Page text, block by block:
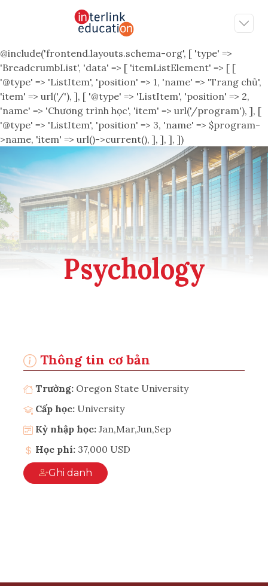
@include('frontend.layouts.schema-org', [ 'type' =>
'BreadcrumbList', 'data' => [ 'itemListElement' => [ [
'@type' => 'ListItem', 'position' => 1, 'name' => 'Trang chủ',
'item' => url('/'), ], [ '@type' => 'ListItem', 'position' => 2,
'name' => 'Chương trình học', 'item' => url('/program'), ], [
'@type' => 'ListItem', 'position' => 3, 'name' => $program-
>name, 'item' => url()->current(), ], ], ], ])
Psychology
Thông tin cơ bản
Trường: Oregon State University
Cấp học: University
Kỳ nhập học: Jan,Mar,Jun,Sep
Học phí: 37,000 USD
Ghi danh